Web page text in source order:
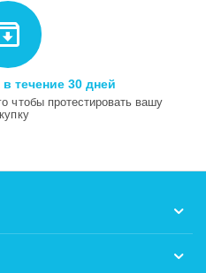
течение 30 дней
чтобы протестировать вашу